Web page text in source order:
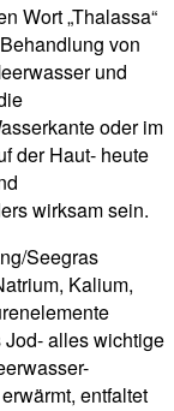
Wort „Thalassa“
von
und
oder im
der Haut- heute
wirksam sein.
Seegras
Kalium,
alles wichtige
entfaltet